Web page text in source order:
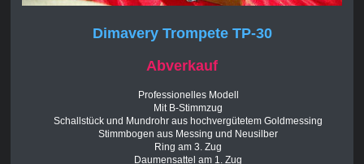
Dimavery Trompete TP-30
Abverkauf
Professionelles Modell
Mit B-Stimmzug
Schallstück und Mundrohr aus hochvergütetem Goldmessing
Stimmbogen aus Messing und Neusilber
Ring am 3. Zug
Daumensattel am 1. Zug